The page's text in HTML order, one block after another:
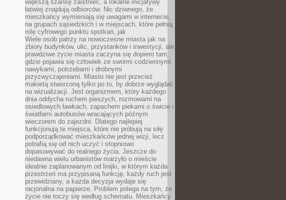
większą szansę zaistnieć, a lokalne inicjatywy
łatwiej znajdują odbiorców. Nic dziwnego, że
mieszkańcy wymieniają się uwagami w internecie,
na grupach sąsiedzkich i w miejscach, które pełnią
rolę cyfrowego punktu spotkań, jak
Wiele osób patrzy na nowoczesne miasta jak na
zbiory budynków, ulic, przystanków i inwestycji, ale
prawdziwe życie miasta zaczyna się dopiero tam,
gdzie pojawia się człowiek ze swoimi codziennymi
nawykami, potrzebami i drobnymi
przyzwyczajeniami. Miasto nie jest przecież
makietą stworzoną tylko po to, by dobrze wyglądać
na wizualizacji. Jest organizmem, który każdego
dnia oddycha ruchem pieszych, rozmowami na
osiedlowych ławkach, zapachem piekarni o świcie i
światłami autobusów wracających późnym
wieczorem do zajezdni. Dlatego najlepiej
funkcjonują te miejsca, które nie próbują na siłę
podporządkować mieszkańców jednej wizji, lecz
potrafią się od nich uczyć i stopniowo
dopasowywać do realnego życia. Jeszcze do
niedawna wielu urbanistów marzyło o mieście
idealnie zaplanowanym od linijki, w którym każda
przestrzeń ma przypisaną funkcję, każdy ruch jest
przewidziany, a każda decyzja wydaje się
racjonalna na papierze. Problem polega na tym, że
życie nie toczy się według schematu. Mieszkańcy